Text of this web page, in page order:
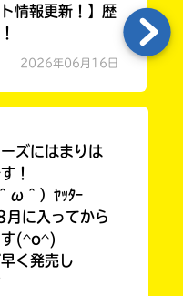
情報更新！】歴
2026年06月16日
ズにはまりは
！
ω＾）ﾔｯﾀｰ
に入ってから
す(^o^)
く発売し